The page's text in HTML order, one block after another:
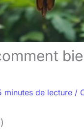
minutes de lecture /